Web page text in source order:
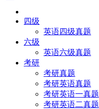
四级
英语四级真题
六级
英语六级真题
考研
考研真题
考研英语真题
考研英语一真题
考研英语二真题